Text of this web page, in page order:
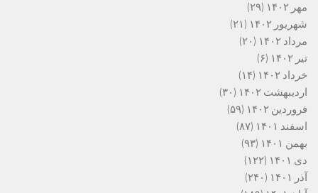
مهر ۱۴۰۲
(۲۹)
شهریور ۱۴۰۲
(۲۱)
مرداد ۱۴۰۲
(۲۰)
تیر ۱۴۰۲
(۶)
خرداد ۱۴۰۲
(۱۴)
اردیبهشت ۱۴۰۲
(۳۰)
فروردین ۱۴۰۲
(۵۹)
اسفند ۱۴۰۱
(۸۷)
بهمن ۱۴۰۱
(۹۳)
دی ۱۴۰۱
(۱۲۲)
آذر ۱۴۰۱
(۲۴۰)